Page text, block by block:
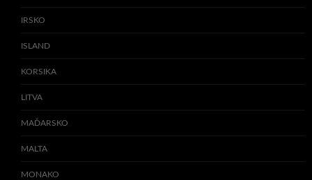
IRSKO
ISLAND
KORSIKA
LITVA
MAĎARSKO
MALTA
MONAKO